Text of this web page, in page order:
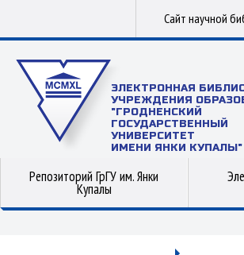
Сайт научной
ЭЛЕКТРОННАЯ
УЧРЕЖДЕНИЯ
"ГРОДНЕНСКИЙ
ГОСУДАРСТВЕННЫЙ
УНИВЕРСИТЕТ
ИМЕНИ ЯНКИ КУПАЛЫ"
Репозиторий ГрГУ им. Янки
Купалы